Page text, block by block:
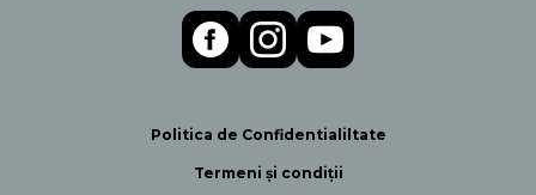
Politica de Confidentialiltate
Termeni și condiții